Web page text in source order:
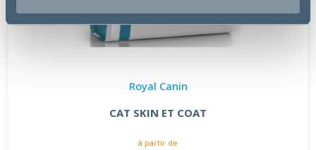
Royal Canin
CAT SKIN ET COAT
à partir de